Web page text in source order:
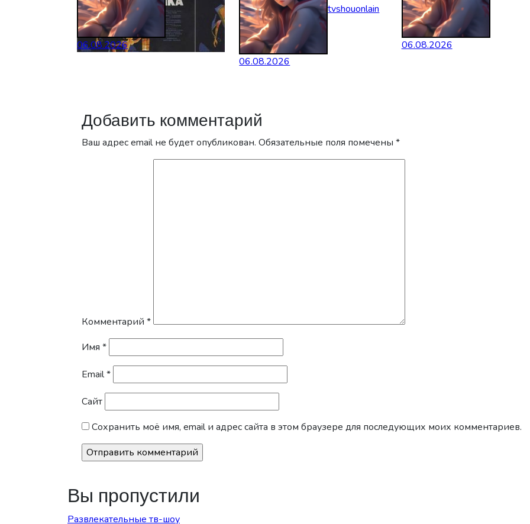
06.08.2026
tvshouonlain
06.08.2026
06.08.2026
Добавить комментарий
Ваш адрес email не будет опубликован. Обязательные поля помечены *
Комментарий *
Имя *
Email*
Сайт
Сохранить моё имя, email и адрес сайта в этом браузере для последующих моих комментариев.
Вы пропустили
Развлекательные тв-шоу